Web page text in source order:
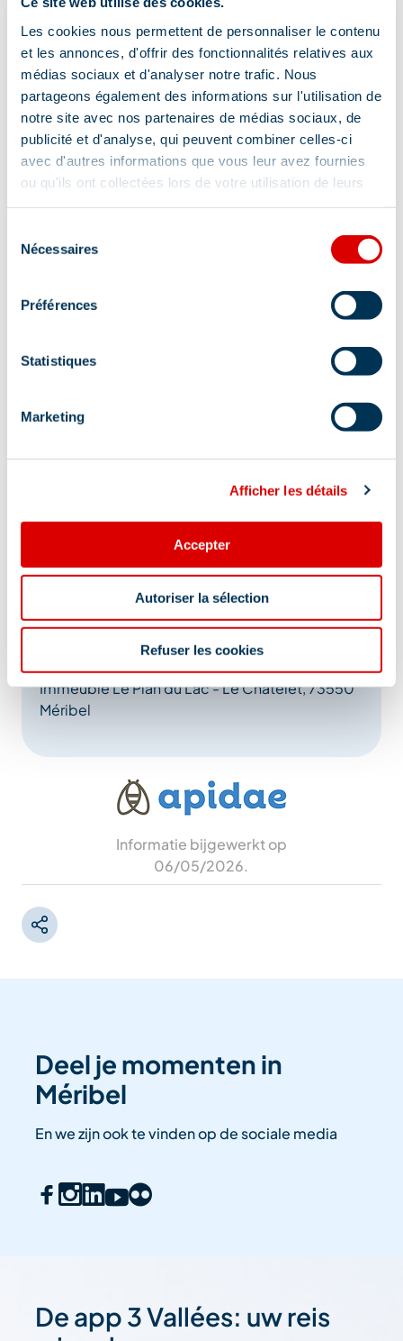
Les cookies nous permettent de personnaliser le contenu
et les annonces, d'offrir des fonctionnalités relatives aux
médias sociaux et d'analyser notre trafic. Nous
partageons également des informations sur l'utilisation de
notre site avec nos partenaires de médias sociaux, de
publicité et d'analyse, qui peuvent combiner celles-ci
avec d'autres informations que vous leur avez fournies
ou qu'ils ont collectées lors de votre utilisation de leurs
Nécessaires
Préférences
Statistiques
Marketing
Afficher les détails
Accepter
Autoriser la sélection
Refuser les cookies
Drive dienst
Meer tonen
Lokalisatie
Immeuble Le Plan du Lac - Le Châtelet, 73550
Méribel
Informatie bijgewerkt op
06/05/2026.
Deel je momenten in
Méribel
En we zijn ook te vinden op de sociale media
De app 3 Vallées: uw reis